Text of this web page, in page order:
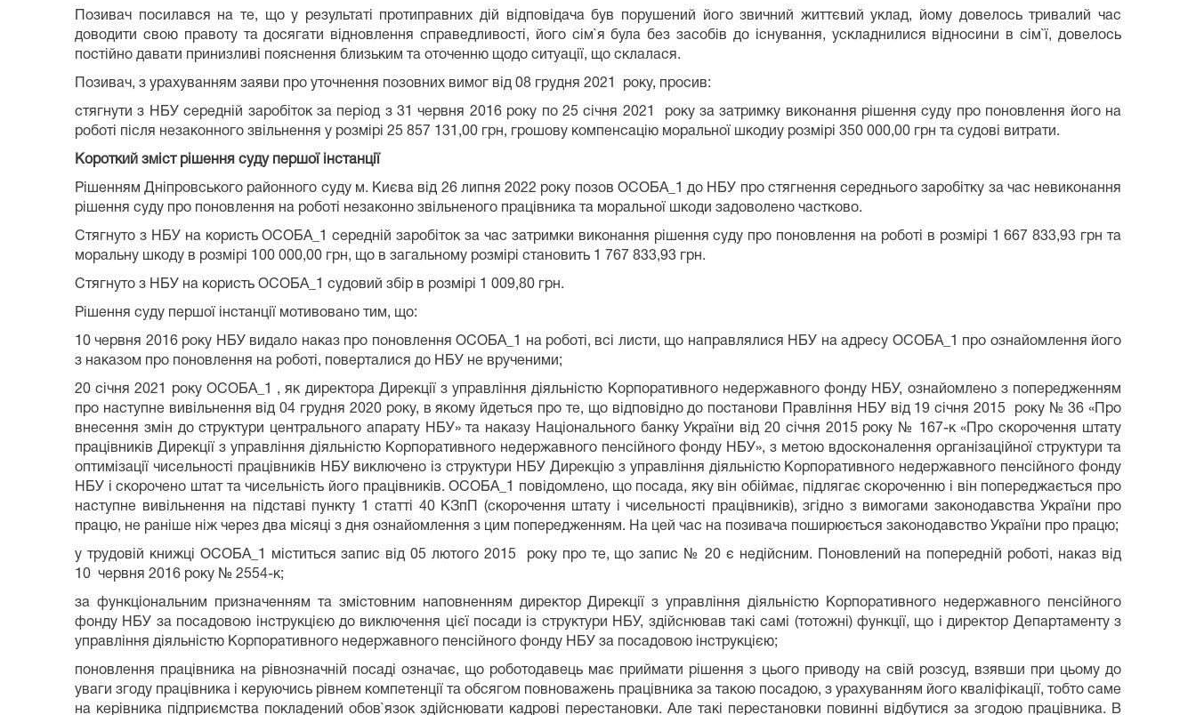
Позивач посилався на те, що у результаті протиправних дій відповідача був порушений його звичний життєвий уклад, йому довелось тривалий час
доводити свою правоту та досягати відновлення справедливості, його сім`я була без засобів до існування, ускладнилися відносини в сім`ї, довелось
постійно давати принизливі пояснення близьким та оточенню щодо ситуації, що склалася.
Позивач, з урахуванням заяви про уточнення позовних вимог від 08 грудня 2021 року, просив:
стягнути з НБУ середній заробіток за період з 31 червня 2016 року по 25 січня 2021 року за затримку виконання рішення суду про поновлення його на
роботі після незаконного звільнення у розмірі 25 857 131,00 грн, грошову компенсацію моральної шкодиу розмірі 350 000,00 грн та судові витрати.
Короткий зміст рішення суду першої інстанції
Рішенням Дніпровського районного суду м. Києва від 26 липня 2022 року позов ОСОБА_1 до НБУ про стягнення середнього заробітку за час невиконання
рішення суду про поновлення на роботі незаконно звільненого працівника та моральної шкоди задоволено частково.
Стягнуто з НБУ на користь ОСОБА_1 середній заробіток за час затримки виконання рішення суду про поновлення на роботі в розмірі 1 667 833,93 грн та
моральну шкоду в розмірі 100 000,00 грн, що в загальному розмірі становить 1 767 833,93 грн.
Стягнуто з НБУ на користь ОСОБА_1 судовий збір в розмірі 1 009,80 грн.
Рішення суду першої інстанції мотивовано тим, що:
10 червня 2016 року НБУ видало наказ про поновлення ОСОБА_1 на роботі, всі листи, що направлялися НБУ на адресу ОСОБА_1 про ознайомлення його
з наказом про поновлення на роботі, поверталися до НБУ не врученими;
20 січня 2021 року ОСОБА_1 , як директора Дирекції з управління діяльністю Корпоративного недержавного фонду НБУ, ознайомлено з попередженням
про наступне вивільнення від 04 грудня 2020 року, в якому йдеться про те, що відповідно до постанови Правління НБУ від 19 січня 2015 року № 36 «Про
внесення змін до структури центрального апарату НБУ» та наказу Національного банку України від 20 січня 2015 року № 167-к «Про скорочення штату
працівників Дирекції з управління діяльністю Корпоративного недержавного пенсійного фонду НБУ», з метою вдосконалення організаційної структури та
оптимізації чисельності працівників НБУ виключено із структури НБУ Дирекцію з управління діяльністю Корпоративного недержавного пенсійного фонду
НБУ і скорочено штат та чисельність його працівників. ОСОБА_1 повідомлено, що посада, яку він обіймає, підлягає скороченню і він попереджається про
наступне вивільнення на підставі пункту 1 статті 40 КЗпП (скорочення штату і чисельності працівників), згідно з вимогами законодавства України про
працю, не раніше ніж через два місяці з дня ознайомлення з цим попередженням. На цей час на позивача поширюється законодавство України про працю;
у трудовій книжці ОСОБА_1 міститься запис від 05 лютого 2015 року про те, що запис № 20 є недійсним. Поновлений на попередній роботі, наказ від
10 червня 2016 року № 2554-к;
за функціональним призначенням та змістовним наповненням директор Дирекції з управління діяльністю Корпоративного недержавного пенсійного
фонду НБУ за посадовою інструкцією до виключення цієї посади із структури НБУ, здійснював такі самі (тотожні) функції, що і директор Департаменту з
управління діяльністю Корпоративного недержавного пенсійного фонду НБУ за посадовою інструкцією;
поновлення працівника на рівнозначній посаді означає, що роботодавець має приймати рішення з цього приводу на свій розсуд, взявши при цьому до
уваги згоду працівника і керуючись рівнем компетенції та обсягом повноважень працівника за такою посадою, з урахуванням його кваліфікації, тобто саме
на керівника підприємства покладений обов`язок здійснювати кадрові перестановки. Але такі перестановки повинні відбутися за згодою працівника. В